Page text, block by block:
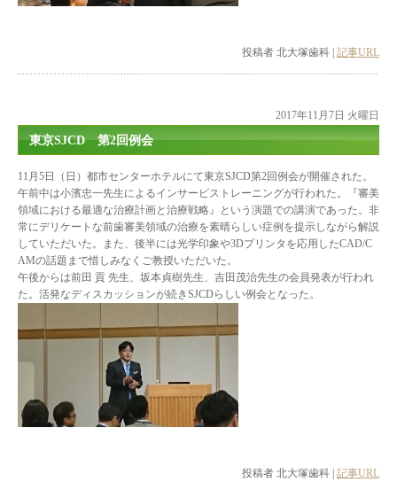
投稿者 北大塚歯科 | 記事URL
2017年11月7日 火曜日
東京SJCD 第2回例会
11月5日（日）都市センターホテルにて東京SJCD第2回例会が開催された。
午前中は小濱忠一先生によるインサービストレーニングが行われた。『審美
領域における最適な治療計画と治療戦略』という演題での講演であった。非
常にデリケートな前歯審美領域の治療を素晴らしい症例を提示しながら解説
していただいた。また、後半には光学印象や3Dプリンタを応用したCAD/C
AMの話題まで惜しみなくご教授いただいた。
午後からは前田 貢 先生、坂本貞樹先生、吉田茂治先生の会員発表が行われ
た。活発なディスカッションが続きSJCDらしい例会となった。
投稿者 北大塚歯科 | 記事URL